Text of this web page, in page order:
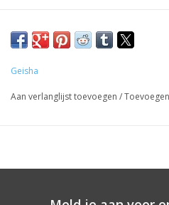
Geisha
Aan verlanglijst toevoegen /